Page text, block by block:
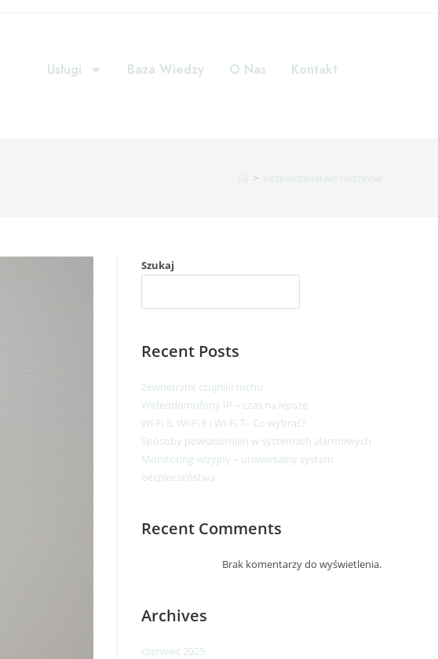
Usługi Baza Wiedzy O Nas Kontakt
> bezpieczeństwo rodzinne
Szukaj
Recent Posts
Zewnętrzne czujniki ruchu
Wideodomofony IP – czas na lepsze​
Wi-Fi 5, Wi-Fi 6 i Wi-Fi 7– Co wybrać?
Sposoby powiadomień w systemach alarmowych
Monitoring wizyjny – uniwersalny system
bezpieczeństwa
Recent Comments
Brak komentarzy do wyświetlenia.
Archives
czerwiec 2025